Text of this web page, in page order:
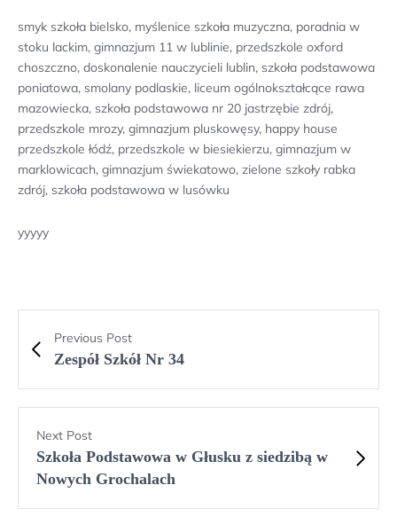
smyk szkoła bielsko, myślenice szkoła muzyczna, poradnia w
stoku lackim, gimnazjum 11 w lublinie, przedszkole oxford
choszczno, doskonalenie nauczycieli lublin, szkoła podstawowa
poniatowa, smolany podlaskie, liceum ogólnokształcące rawa
mazowiecka, szkoła podstawowa nr 20 jastrzębie zdrój,
przedszkole mrozy, gimnazjum pluskowęsy, happy house
przedszkole łódź, przedszkole w biesiekierzu, gimnazjum w
marklowicach, gimnazjum świekatowo, zielone szkoły rabka
zdrój, szkoła podstawowa w lusówku
yyyyy
Previous Post
Zespół Szkół Nr 34
Next Post
Szkoła Podstawowa w Głusku z siedzibą w
Nowych Grochalach